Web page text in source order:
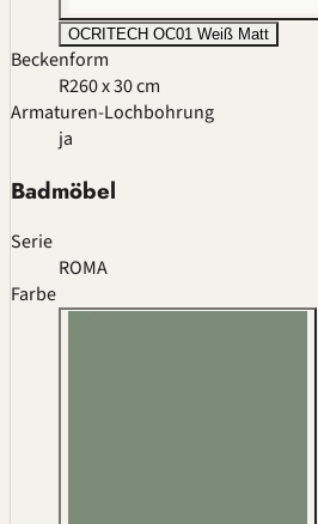
OCRITECH OC01 Weiß Matt
Beckenform
R260 x 30 cm
Armaturen-Lochbohrung
ja
Badmöbel
Serie
ROMA
Farbe